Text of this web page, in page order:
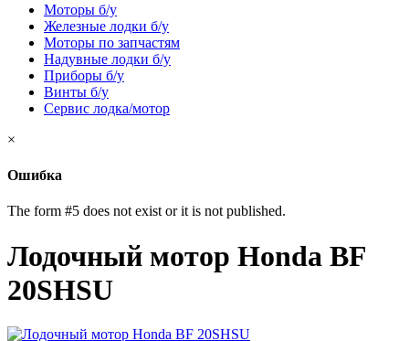
Моторы б/у
Железные лодки б/у
Моторы по запчастям
Надувные лодки б/у
Приборы б/у
Винты б/у
Сервис лодка/мотор
×
Ошибка
The form #5 does not exist or it is not published.
Лодочный мотор Honda BF
20SHSU